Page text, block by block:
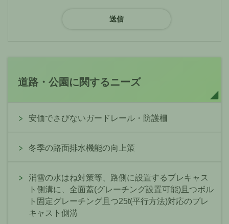
道路・公園に関するニーズ
安価でさびないガードレール・防護柵
冬季の路面排水機能の向上策
消雪の水はね対策等、路側に設置するプレキャス
ト側溝に、全面蓋(グレーチング設置可能)且つボル
ト固定グレーチング且つ25t(平行方法)対応のプレ
キャスト側溝